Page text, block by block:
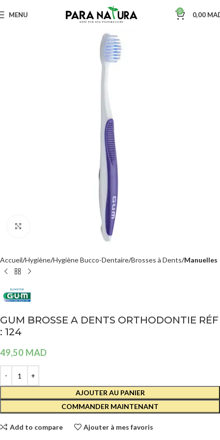
MENU 0 0,00
Accueil Hygiène Hygiène Bucco-Dentaire Brosses à Dents Manuelles
GUM BROSSE A DENTS ORTHODONTIE RÉF
: 124
49,50 MAD
AJOUTER AU PANIER
COMMANDER MAINTENANT
Add to compare Ajouter à mes favoris